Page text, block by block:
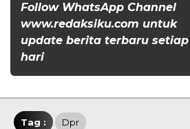
Follow WhatsApp Channel
www.redaksiku.com untuk
update berita terbaru setiap
hari
Tag : Dpr